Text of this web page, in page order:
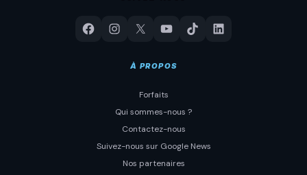
À PROPOS
Forfaits
Qui sommes-nous ?
Contactez-nous
Suivez-nous sur Google News
Nos partenaires